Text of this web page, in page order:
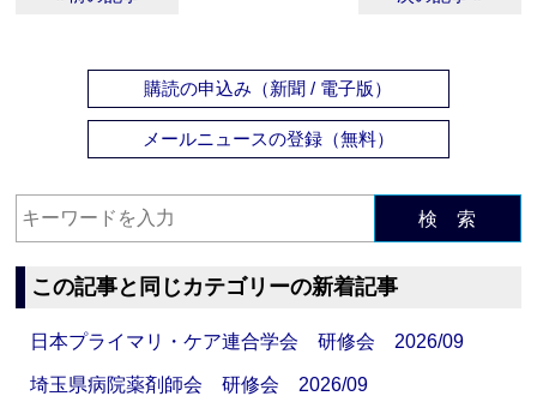
購読の申込み（新聞 / 電子版）
メールニュースの登録（無料）
検 索
この記事と同じカテゴリーの新着記事
日本プライマリ・ケア連合学会 研修会 2026/09
埼玉県病院薬剤師会 研修会 2026/09